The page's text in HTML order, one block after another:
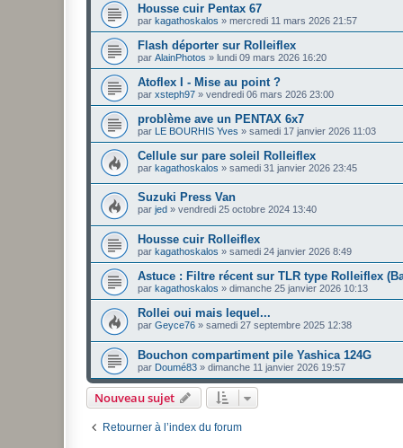
Housse cuir Pentax 67
par kagathoskalos » mercredi 11 mars 2026 21:57
Flash déporter sur Rolleiflex
par AlainPhotos » lundi 09 mars 2026 16:20
Atoflex I - Mise au point ?
par xsteph97 » vendredi 06 mars 2026 23:00
problème ave un PENTAX 6x7
par LE BOURHIS Yves » samedi 17 janvier 2026 11:03
Cellule sur pare soleil Rolleiflex
par kagathoskalos » samedi 31 janvier 2026 23:45
Suzuki Press Van
par jed » vendredi 25 octobre 2024 13:40
Housse cuir Rolleiflex
par kagathoskalos » samedi 24 janvier 2026 8:49
Astuce : Filtre récent sur TLR type Rolleiflex
par kagathoskalos » dimanche 25 janvier 2026 10:13
Rollei oui mais lequel...
par Geyce76 » samedi 27 septembre 2025 12:38
Bouchon compartiment pile Yashica 124G
par Doumé83 » dimanche 11 janvier 2026 19:57
Nouveau sujet
Retourner à l’index du forum